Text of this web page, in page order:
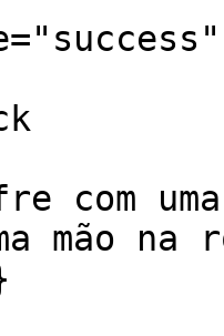
com
mão na